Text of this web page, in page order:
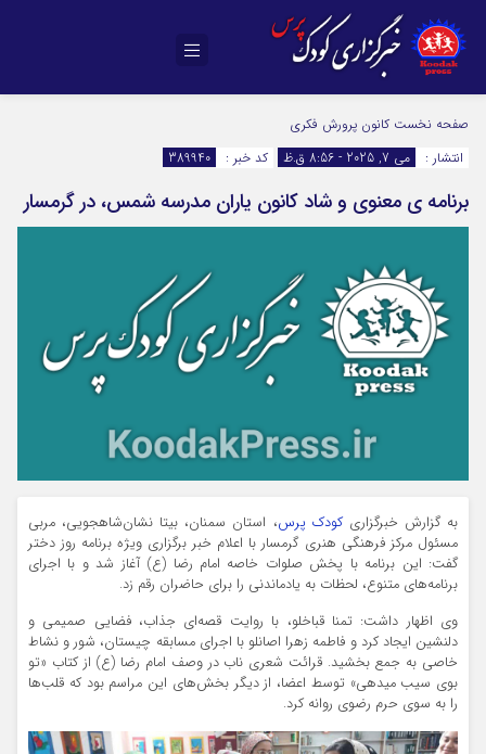
صفحه نخست کانون پرورش فکری
انتشار :
می 7, 2025 - 8:56 ق.ظ کد خبر : 389940
برنامه ی معنوی و شاد کانون یاران مدرسه شمس، در گرمسار
به گزارش خبرگزاریکودک پرس، استان سمنان، بیتا نشان‌شاهجویی، مربی
مسئول مرکز فرهنگی هنری گرمسار با اعلام خبر برگزاری ویژه برنامه روز دختر
گفت: این برنامه با پخش صلوات خاصه امام رضا (ع) آغاز شد و با اجرای
برنامه‌های متنوع، لحظات به یادماندنی را برای حاضران رقم زد.
وی اظهار داشت: تمنا قباخلو، با روایت قصه‌ای جذاب، فضایی صمیمی و
دلنشین ایجاد کرد و فاطمه زهرا اصانلو با اجرای مسابقه چیستان، شور و نشاط
خاصی به جمع بخشید. قرائت شعری ناب در وصف امام رضا (ع) از کتاب «تو
بوی سیب میدهی» توسط اعضا، از دیگر بخش‌های این مراسم بود که قلب‌ها
را به سوی حرم رضوی روانه کرد.